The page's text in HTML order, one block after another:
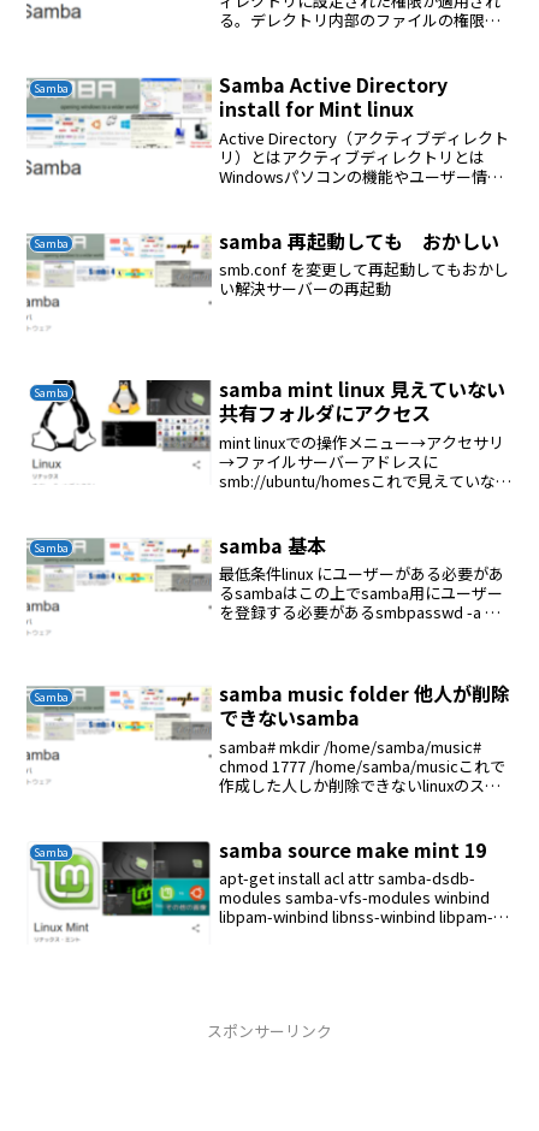
る。デレクトリ内部のファイルの権限が
的なゲストのみのsmb.confゲストアクセ
スのみを許可する...
Samba
Samba Active Directory
install for Mint linux
Active Directory（アクティブディレクト
リ）とはアクティブディレクトリとは
Windowsパソコンの機能やユーザー情報
Directoryはデ...
Samba samba 再起動しても おかしい
smb.conf を変更して再起動してもおかし
い解決サーバーの再起動
Samba
samba mint linux 見えていない
共有フォルダにアクセス
mint linuxでの操作メニュー→アクセサリ
→ファイルサーバーアドレスに
smb://ubuntu/homesこれで見えていない
Samba samba 基本
最低条件linux にユーザーがある必要があ
るsambaはこの上でsamba用にユーザー
を登録する必要があるsmbpasswd -a ユ
Samba
samba music folder 他人が削除
できないsamba
samba# mkdir /home/samba/music#
chmod 1777 /home/samba/musicこれで
作成した人しか削除できないlinuxのステ
Samba samba source make mint 19
apt-get install acl attr samba-dsdb-
modules samba-vfs-modules winbind
libpam-winbind libnss-winbind libpam-
スポンサーリンク